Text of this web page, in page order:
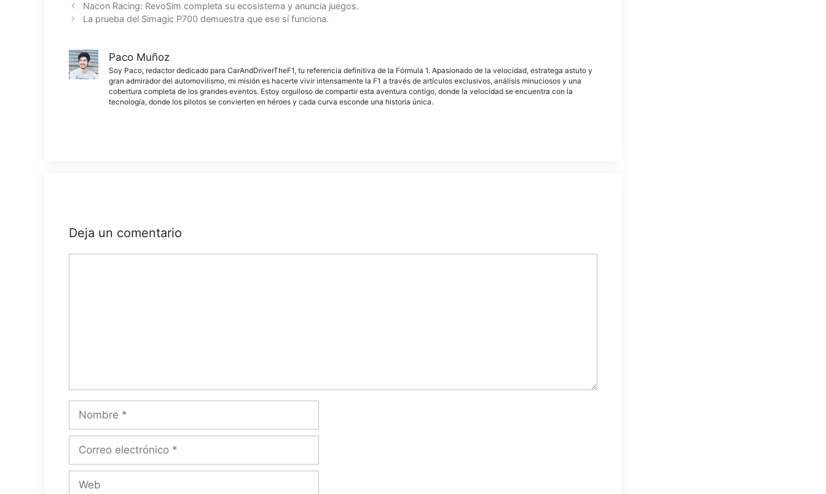
Nacon Racing: RevoSim completa su ecosistema y anuncia juegos.
La prueba del Simagic P700 demuestra que ese sí funciona.
Paco Muñoz
Soy Paco, redactor dedicado para CarAndDriverTheF1, tu referencia definitiva de la Fórmula 1. Apasionado de la velocidad, estratega astuto y
gran admirador del automovilismo, mi misión es hacerte vivir intensamente la F1 a través de artículos exclusivos, análisis minuciosos y una
cobertura completa de los grandes eventos. Estoy orgulloso de compartir esta aventura contigo, donde la velocidad se encuentra con la
tecnología, donde los pilotos se convierten en héroes y cada curva esconde una historia única.
Deja un comentario
Nombre
Correo
Web